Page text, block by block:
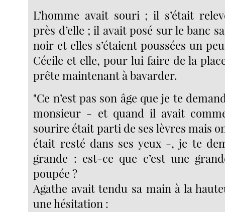
L’homme avait souri ; il s’était
près d’elle ; il avait posé sur le banc
noir et elles s’étaient poussées un
Cécile et elle, pour lui faire de la
prête maintenant à bavarder.
"Ce n’est pas son âge que je te
monsieur - et quand il avait
sourire était parti de ses lèvres mais
était resté dans ses yeux -, je te
grande : est-ce que c’est une
poupée ?
Agathe avait tendu sa main à la
une hésitation :